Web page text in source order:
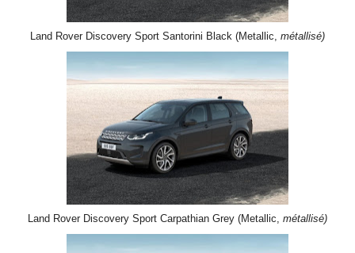
Land Rover Discovery Sport Santorini Black (Metallic, métallisé)
Land Rover Discovery Sport Carpathian Grey (Metallic, métallisé)